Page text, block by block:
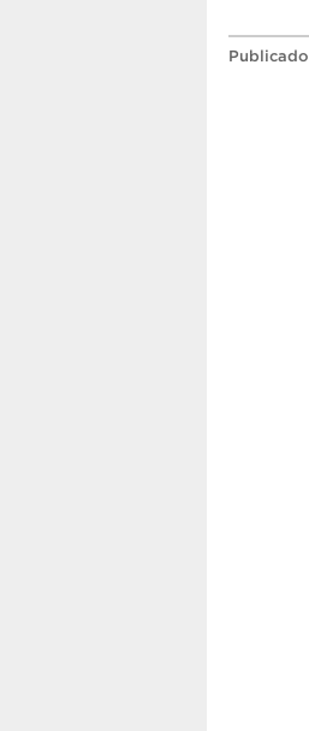
Publicado